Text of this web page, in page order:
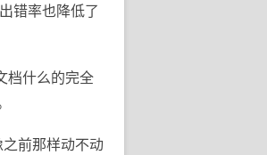
错率也降低了
档什么的完全
前那样动不动